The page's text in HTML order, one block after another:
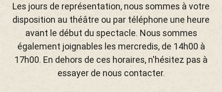
Les jours de représentation, nous sommes à votre
disposition au théâtre ou par téléphone une heure
avant le début du spectacle. Nous sommes
également joignables les mercredis, de 14h00 à
17h00. En dehors de ces horaires, n'hésitez pas à
essayer de nous contacter.